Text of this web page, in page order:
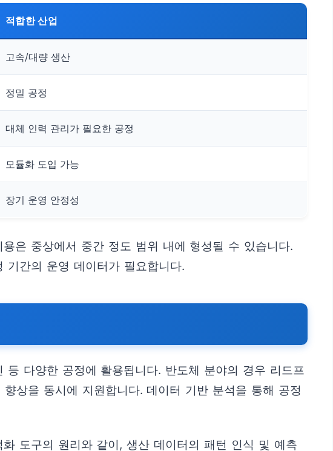
적합한 산업
고속/대량 생산
정밀 공정
대체 인력 관리가 필요한 공정
모듈화 도입 가능
장기 운영 안정성
은 중상에서 중간 정도 범위 내에 형성될 수 있습니다.
기간의 운영 데이터가 필요합니다.
다양한 공정에 활용됩니다. 반도체 분야의 경우 리드프
상을 동시에 지원합니다. 데이터 기반 분석을 통해 공정
도구의 원리와 같이, 생산 데이터의 패턴 인식 및 예측